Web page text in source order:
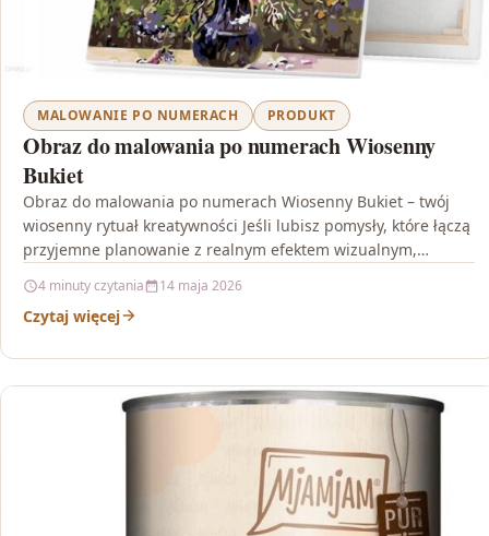
MALOWANIE PO NUMERACH PRODUKT
Obraz do malowania po numerach Wiosenny
Bukiet
Obraz do malowania po numerach Wiosenny Bukiet – twój
wiosenny rytuał kreatywności Jeśli lubisz pomysły, które łączą
przyjemne planowanie z realnym efektem wizualnym,
4 minuty czytania 14 maja 2026
Czytaj więcej